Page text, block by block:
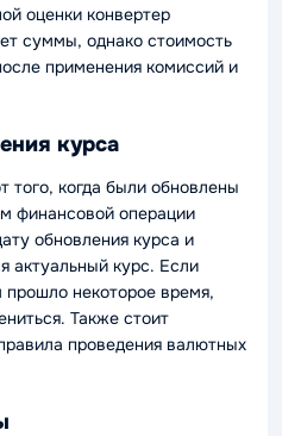
оценки конвертер
суммы, однако стоимость
применения комиссий и
курса
того, когда были обновлены
финансовой операции
обновления курса и
актуальный курс. Если
некоторое время,
Также стоит
проведения валютных